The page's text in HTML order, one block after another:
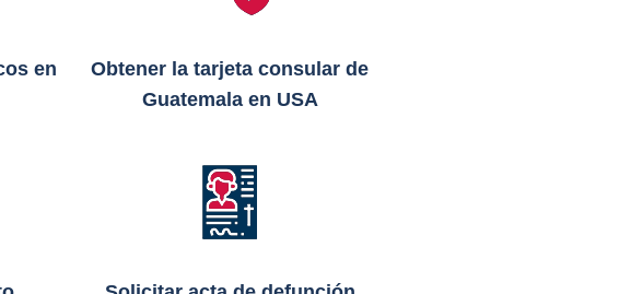
en
Obtener la tarjeta consular de
Guatemala en USA